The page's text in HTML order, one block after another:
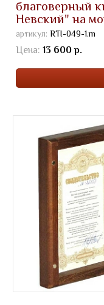
благоверный
Невский" на
артикул: RTI-049-1.m
Цена: 13 600 р.